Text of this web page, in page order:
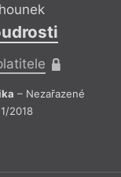
– Nezařazené
2018